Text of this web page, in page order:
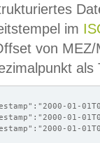
im
von MEZ/
als
01-
01-
01-